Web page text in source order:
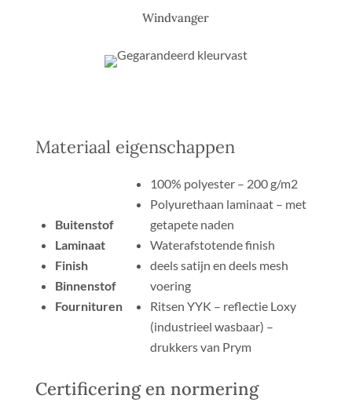
Windvanger
Materiaal eigenschappen
Buitenstof
Laminaat
Finish
Binnenstof
Fournituren
100% polyester – 200 g/m2
Polyurethaan laminaat – met
getapete naden
Waterafstotende finish
deels satijn en deels mesh
voering
Ritsen YYK – reflectie Loxy
(industrieel wasbaar) –
drukkers van Prym
Certificering en normering